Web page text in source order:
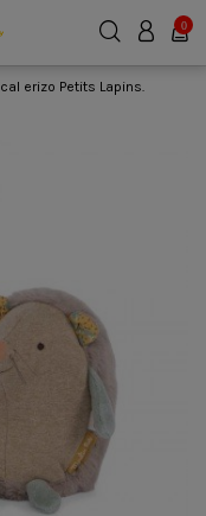
0
erizo Petits Lapins.